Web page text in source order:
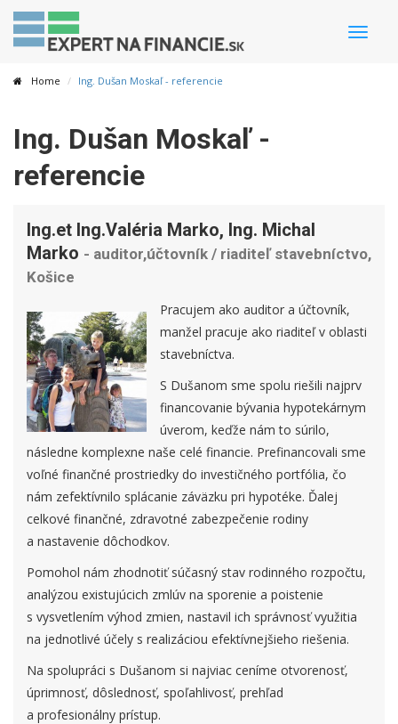
Toggle
Home Ing. Dušan Moskaľ - referencie
Ing. Dušan Moskaľ -
referencie
Ing.et Ing.Valéria Marko, Ing. Michal
Marko - auditor,účtovník / riaditeľ stavebníctvo,
Košice
Pracujem ako auditor a účtovník,
manžel pracuje ako riaditeľ v oblasti
stavebníctva.
S Dušanom sme spolu riešili najprv
financovanie bývania hypotekárnym
úverom, keďže nám to súrilo,
následne komplexne naše celé financie. Prefinancovali sme
voľné finančné prostriedky do investičného portfólia, čo
nám zefektívnilo splácanie záväzku pri hypotéke. Ďalej
celkové finančné, zdravotné zabezpečenie rodiny
a nastavenie dôchodkov.
Pomohol nám zhodnotiť súčasný stav rodinného rozpočtu,
analýzou existujúcich zmlúv na sporenie a poistenie
s vysvetlením výhod zmien, nastavil ich správnosť využitia
na jednotlivé účely s realizáciou efektívnejšieho riešenia.
Na spolupráci s Dušanom si najviac ceníme otvorenosť,
úprimnosť, dôslednosť, spoľahlivosť, prehľad
a profesionálny prístup.